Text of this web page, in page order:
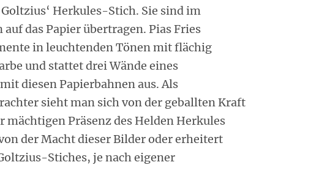
Herkules-Stich. Sie sind im
das Papier übertragen. Pias Fries
in leuchtenden Tönen mit flächig
und stattet drei Wände eines
diesen Papierbahnen aus. Als
sieht man sich von der geballten Kraft
mächtigen Präsenz des Helden Herkules
der Macht dieser Bilder oder erheitert
Stiches, je nach eigener